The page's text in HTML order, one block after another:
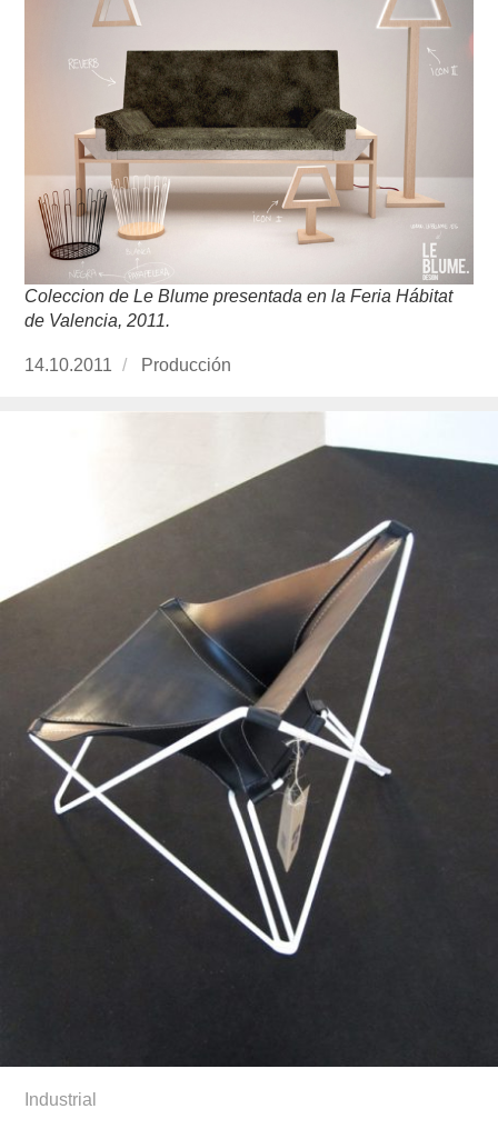
Coleccion de Le Blume presentada en la Feria Hábitat
de Valencia, 2011.
Publicado
14.10.2011 https://www.experimenta.es/author/
Producción
Industrial